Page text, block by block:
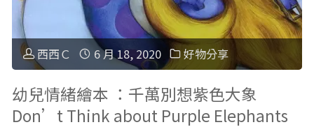
丹
尼
爾
Daniel
戲
學
科
普：
西西Ｃ 6 月 18, 2020 好物分享
幼兒情緒繪本 ：千萬別想紫色大象
Don’t Think about Purple Elephants